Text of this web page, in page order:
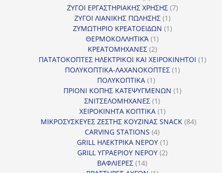
προϊόντα
ΖΥΓΟΙ ΕΡΓΑΣΤΗΡΙΑΚΗΣ ΧΡΗΣΗΣ 77
ΖΥΓΟΙ ΛΙΑΝΙΚΗΣ ΠΩΛΗΣΗΣ 11
προϊόν
ΖΥΜΩΤΗΡΙΟ ΚΡΕΑΤΟΕΙΔΩΝ 11
ΘΕΡΜΟΚΟΛΛΗΤΙΚΆ 11
προϊόν
ΚΡΕΑΤΟΜΗΧΑΝΕΣ 22
προϊόντα
ΠΑΤΑΤΟΚΟΠΤΕΣ ΗΛΕΚΤΡΙΚΟΙ ΚΑΙ ΧΕΙΡΟΚΙΝΗΤΟΙ 11
ΠΟΛΥΚΟΠΤΙΚΑ-ΛΑΧΑΝΟΚΟΠΤΕΣ 11
ΠΟΛΥΚΟΠΤΙΚΑ 11
προϊόν
ΠΡΙΟΝΙ ΚΟΠΗΣ ΚΑΤΕΨΥΓΜΕΝΩΝ 11
ΣΝΙΤΣΕΛΟΜΗΧΑΝΕΣ 11
προϊόν
ΧΕΙΡΟΚΙΝΗΤΑ ΚΟΠΤΙΚΑ 11
προϊόν
ΜΙΚΡΟΣΥΣΚΕΥΕΣ ΖΕΣΤΗΣ ΚΟΥΖΙΝΑΣ SNACK 8484
CARVING STATIONS 44
προϊόντα
GRILL ΗΛΕΚΤΡΙΚΑ ΝΕΡΟΥ 11
προϊόν
GRILL ΥΓΡΑΕΡΙΟΥ ΝΕΡΟΥ 22
ΒΑΦΛΙΕΡΕΣ 1414